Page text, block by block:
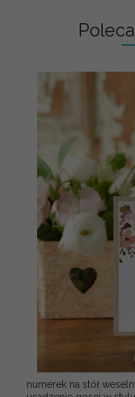
numerek na stół